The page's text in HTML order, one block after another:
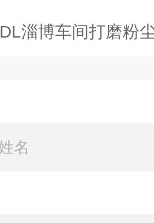
DL淄博车间打磨粉